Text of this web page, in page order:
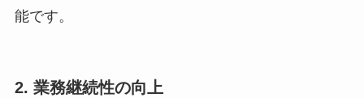
能です。
2. 業務継続性の向上